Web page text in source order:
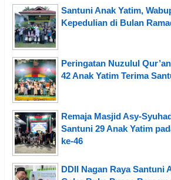
Santuni Anak Yatim,
Kepedulian di Bulan
Peringatan Nuzulul
42 Anak Yatim Terima
Remaja Masjid Asy-
Santuni 29 Anak Yatim
ke-46
DDII Nagan Raya Santuni